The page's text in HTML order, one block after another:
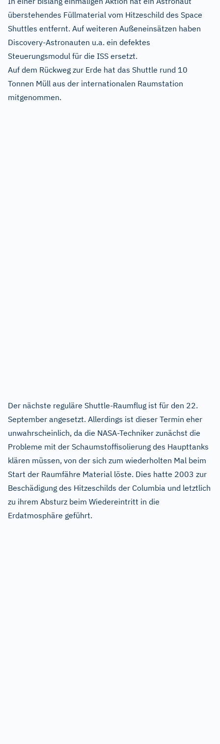
überstehendes Füllmaterial vom Hitzeschild des Space
Shuttles entfernt. Auf weiteren Außeneinsätzen haben
Discovery-Astronauten u.a. ein defektes
Steuerungsmodul für die ISS ersetzt.
Auf dem Rückweg zur Erde hat das Shuttle rund 10
Tonnen Müll aus der internationalen Raumstation
mitgenommen.
Der nächste reguläre Shuttle-Raumflug ist für den 22.
September angesetzt. Allerdings ist dieser Termin eher
unwahrscheinlich, da die NASA-Techniker zunächst die
Probleme mit der Schaumstoffisolierung des Haupttanks
klären müssen, von der sich zum wiederholten Mal beim
Start der Raumfähre Material löste. Dies hatte 2003 zur
Beschädigung des Hitzeschilds der Columbia und letztlich
zu ihrem Absturz beim Wiedereintritt in die
Erdatmosphäre geführt.